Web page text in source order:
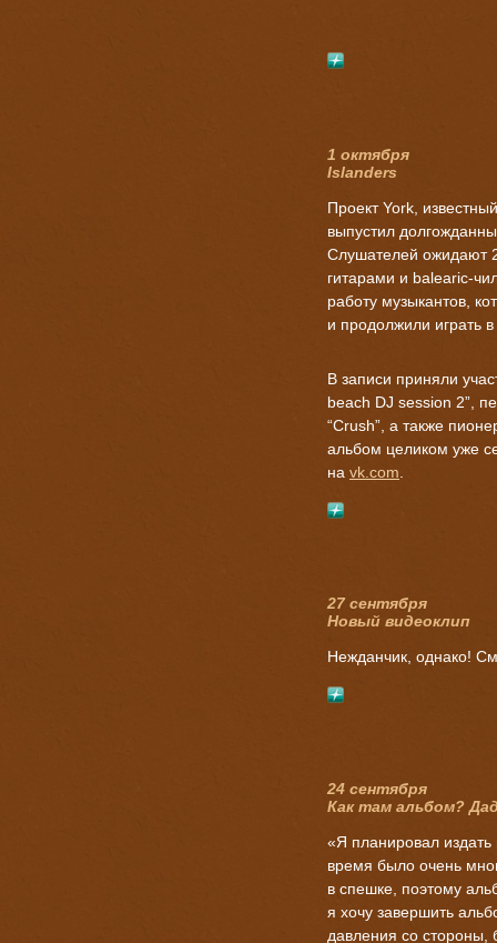
1 октября
Islanders
Проект York,
выпустил
Слушателей ожидают
гитарами и balearic-
работу музыкантов,
и продолжили играть в
В записи приняли
beach DJ session 2”,
“Crush”, а также
альбом целиком уже
на vk.com
27 сентября
Новый видеоклип
Нежданчик, однако!
24 сентября
Как там альбом?
«Я планировал
время было очень
в спешке, поэтому
я хочу завершить
давления со стороны,